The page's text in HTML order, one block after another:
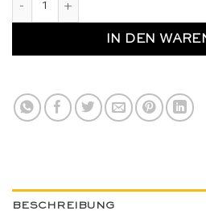
IN DEN
BESCHREIBUNG